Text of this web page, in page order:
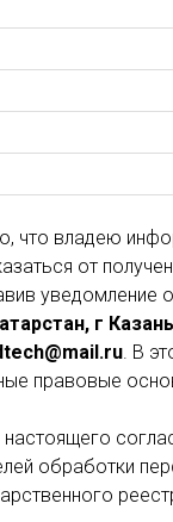
что владею
от
уведомление
г
. В
правовые
настоящего
обработки